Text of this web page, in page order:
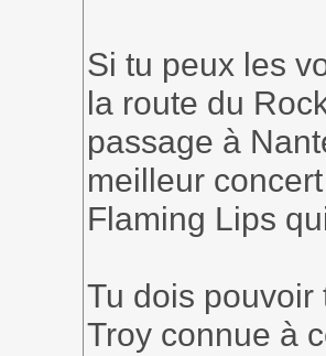
Si tu peux les
la route du
passage à
meilleur
Flaming Lips
Tu dois
Troy connue à